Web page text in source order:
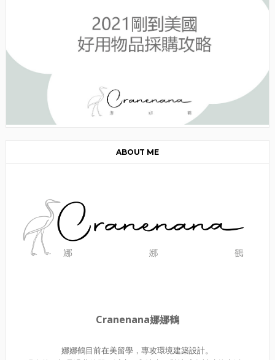
ABOUT ME
Cranenana娜娜鶴
娜娜鶴目前在美留學，專攻環境建築設計。